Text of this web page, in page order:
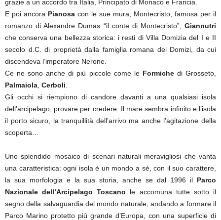
grazie a un accordo tra Italia, Principato di Monaco e Francia.
E poi ancora Pianosa con le sue mura; Montecristo, famosa per il
romanzo di Alexandre Dumas “il conte di Montecristo”; Giannutri
che conserva una bellezza storica: i resti di Villa Domizia del I e II
secolo d.C. di proprietà dalla famiglia romana dei Domizi, da cui
discendeva l’imperatore Nerone.
Ce ne sono anche di più piccole come le Formichedi Grosseto,
Palmaiola Cerboli
Gli occhi si riempiono di candore davanti a una qualsiasi isola
dell’arcipelago, provare per credere. Il mare sembra infinito e l’isola
il porto sicuro, la tranquillità dell’arrivo ma anche l’agitazione della
scoperta…
Uno splendido mosaico di scenari naturali meravigliosi che vanta
una caratteristica: ogni isola è un mondo a sé, con il suo carattere,
la sua morfologia e la sua storia, anche se dal 1996 il Parco
Nazionale dell’Arcipelago Toscano le accomuna tutte sotto il
segno della salvaguardia del mondo naturale, andando a formare il
Parco Marino protetto più grande d’Europa, con una superficie di